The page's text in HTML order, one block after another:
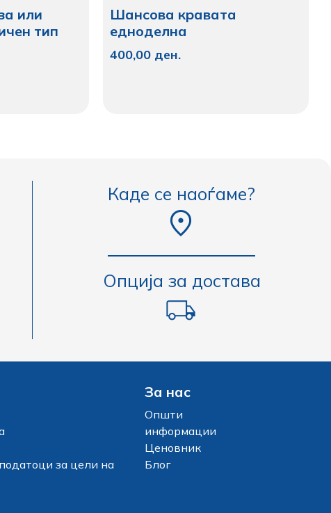
или
тип
Шансова кравата
едноделна
400,00 ден.
Каде се наоѓаме?
Опција за достава
за цели на
За нас
Општи
информации
Ценовник
Блог